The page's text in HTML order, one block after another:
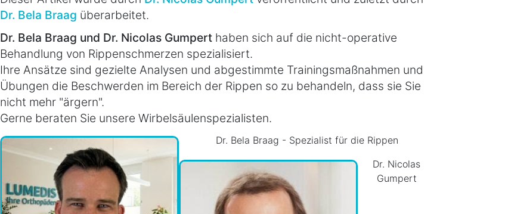
Dr. Bela Braag überarbeitet.
Dr. Bela Braag und Dr. Nicolas Gumpert haben sich auf die nicht-operative
Behandlung von Rippenschmerzen spezialisiert.
Ihre Ansätze sind gezielte Analysen und abgestimmte Trainingsmaßnahmen und
Übungen die Beschwerden im Bereich der Rippen so zu behandeln, dass sie Sie
nicht mehr "ärgern".
Gerne beraten Sie unsere Wirbelsäulenspezialisten.
Dr. Bela Braag - Spezialist für die Rippen
Dr. Nicolas
Gumpert